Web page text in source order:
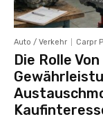
Auto / Verkehr Carpr
Die Rolle